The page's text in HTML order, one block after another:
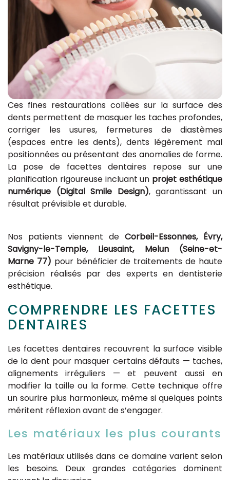
Ces fines restaurations collées sur la surface des
dents permettent de masquer les taches profondes,
corriger les usures, fermetures de diastèmes
(espaces entre les dents), dents légèrement mal
positionnées ou présentant des anomalies de forme.
La pose de facettes dentaires repose sur une
planification rigoureuse incluant un projet esthétique
numérique (Digital Smile Design), garantissant un
résultat prévisible et durable.
Nos patients viennent de Corbeil-Essonnes, Évry,
Savigny-le-Temple, Lieusaint, Melun (Seine-et-
Marne 77) pour bénéficier de traitements de haute
précision réalisés par des experts en dentisterie
esthétique.
COMPRENDRE LES FACETTES
DENTAIRES
Les facettes dentaires recouvrent la surface visible
de la dent pour masquer certains défauts — taches,
alignements irréguliers — et peuvent aussi en
modifier la taille ou la forme. Cette technique offre
un sourire plus harmonieux, même si quelques points
méritent réflexion avant de s’engager.
Les matériaux les plus courants
Les matériaux utilisés dans ce domaine varient selon
les besoins. Deux grandes catégories dominent